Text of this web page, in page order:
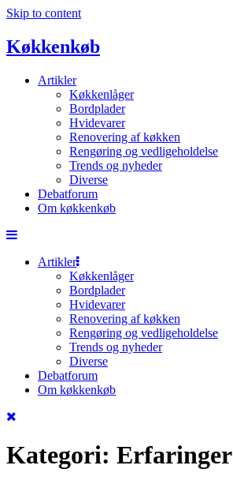
Skip to content
Køkkenkøb
Artikler
Køkkenlåger
Bordplader
Hvidevarer
Renovering af køkken
Rengøring og vedligeholdelse
Trends og nyheder
Diverse
Debatforum
Om køkkenkøb
Artikler
Køkkenlåger
Bordplader
Hvidevarer
Renovering af køkken
Rengøring og vedligeholdelse
Trends og nyheder
Diverse
Debatforum
Om køkkenkøb
Kategori: Erfaringer